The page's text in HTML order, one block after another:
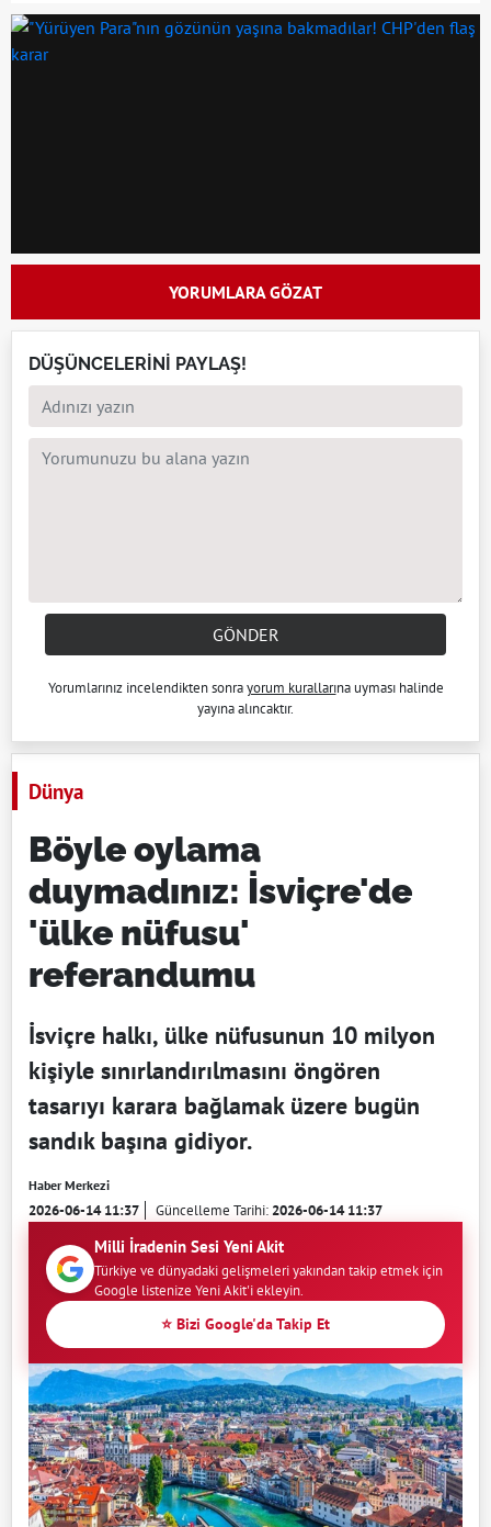
YORUMLARA GÖZAT
DÜŞÜNCELERİNİ PAYLAŞ!
GÖNDER
Yorumlarınız incelendikten sonrayorum kurallarına uyması halinde
yayına alıncaktır.
Dünya
Böyle oylama
duymadınız: İsviçre'de
'ülke nüfusu'
referandumu
İsviçre halkı, ülke nüfusunun 10 milyon
kişiyle sınırlandırılmasını öngören
tasarıyı karara bağlamak üzere bugün
sandık başına gidiyor.
Haber Merkezi
2026-06-14 11:37 Güncelleme Tarihi:2026-06-14 11:37
Milli İradenin Sesi Yeni Akit
Türkiye ve dünyadaki gelişmeleri yakından takip etmek için
Google listenize Yeni Akit'i ekleyin.
⭐ Bizi Google'da Takip Et